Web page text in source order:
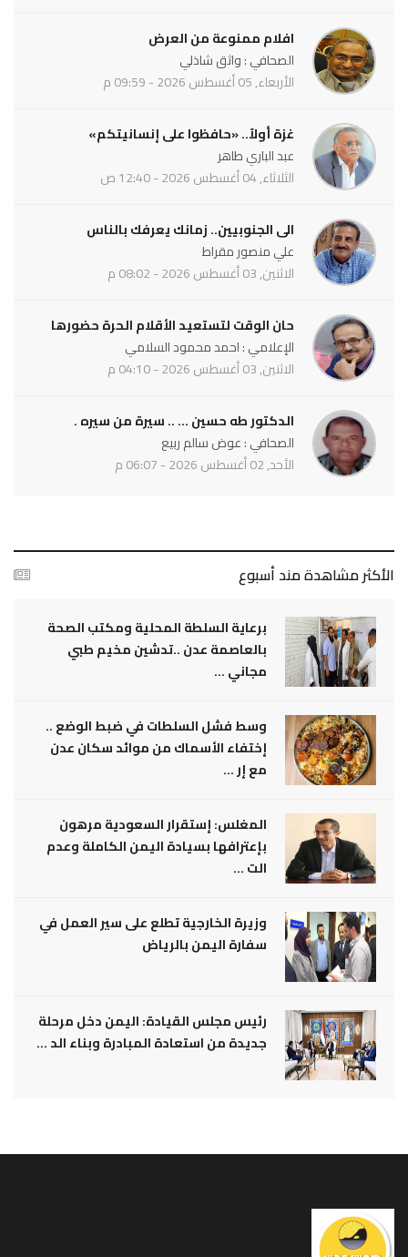
افلام ممنوعة من العرض
الصحافي : واثق شاذلي
الأربعاء, 05 أغسطس 2026 - 09:59 م
غزة أولاً.. «حافظوا على إنسانيتكم»
عبد الباري طاهر
الثلاثاء, 04 أغسطس 2026 - 12:40 ص
الى الجنوبيين.. زمانك يعرفك بالناس
علي منصور مقراط
الاثنين, 03 أغسطس 2026 - 08:02 م
حان الوقت لتستعيد الأقلام الحرة حضورها
الإعلامي : احمد محمود السلامي
الاثنين, 03 أغسطس 2026 - 04:10 م
الدكتور طه حسين ... .. سيرة من سيره .
الصحافي : عوض سالم ربيع
الأحد, 02 أغسطس 2026 - 06:07 م
الأكثر مشاهدة مند أسبوع
برعاية السلطة المحلية ومكتب الصحة
بالعاصمة عدن ..تدشين مخيم طبي
مجاني ...
وسط فشل السلطات في ضبط الوضع ..
إختفاء الأسماك من موائد سكان عدن
مع إر ...
المغلس: إستقرار السعودية مرهون
بإعترافها بسيادة اليمن الكاملة وعدم
الت ...
وزيرة الخارجية تطلع على سير العمل في
سفارة اليمن بالرياض
رئيس مجلس القيادة: اليمن دخل مرحلة
جديدة من استعادة المبادرة وبناء الد ...